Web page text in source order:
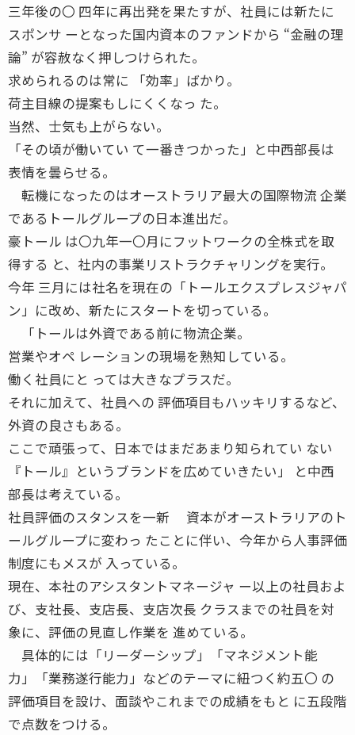
三年後の〇 四年に再出発を果たすが、社員には新たに
スポンサ ーとなった国内資本のファンドから “金融の理
論” が容赦なく押しつけられた。
求められるのは常に 「効率」ばかり。
荷主目線の提案もしにくくなっ た。
当然、士気も上がらない。
「その頃が働いてい て一番きつかった」と中西部長は
表情を曇らせる。
転機になったのはオーストラリア最大の国際物流 企業
であるトールグループの日本進出だ。
豪トール は〇九年一〇月にフットワークの全株式を取
得する と、社内の事業リストラクチャリングを実行。
今年 三月には社名を現在の「トールエクスプレスジャパ
ン」に改め、新たにスタートを切っている。
「トールは外資である前に物流企業。
営業やオペ レーションの現場を熟知している。
働く社員にと っては大きなプラスだ。
それに加えて、社員への 評価項目もハッキリするなど、
外資の良さもある。
ここで頑張って、日本ではまだあまり知られてい ない
『トール』というブランドを広めていきたい」 と中西
部長は考えている。
社員評価のスタンスを一新 資本がオーストラリアのト
ールグループに変わっ たことに伴い、今年から人事評価
制度にもメスが 入っている。
現在、本社のアシスタントマネージャ ー以上の社員およ
び、支社長、支店長、支店次長 クラスまでの社員を対
象に、評価の見直し作業を 進めている。
具体的には「リーダーシップ」「マネジメント能
力」「業務遂行能力」などのテーマに紐つく約五〇 の
評価項目を設け、面談やこれまでの成績をもと に五段階
で点数をつける。